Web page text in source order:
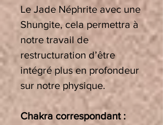
Le Jade Néphrite avec une
Shungite, cela permettra à
notre travail de
restructuration d’être
intégré plus en profondeur
sur notre physique.
Chakra correspondant :